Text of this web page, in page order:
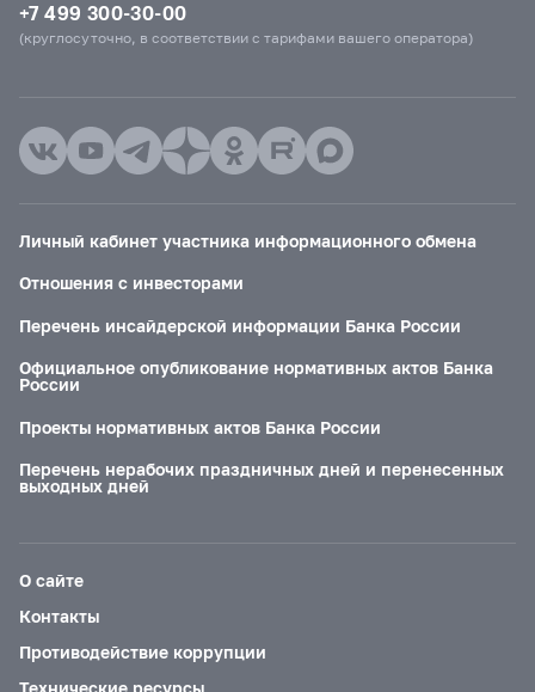
+7 499 300-30-00
(круглосуточно, в соответствии с тарифами вашего оператора)
Личный кабинет участника информационного обмена
Отношения с инвесторами
Перечень инсайдерской информации Банка России
Официальное опубликование нормативных актов Банка
России
Проекты нормативных актов Банка России
Перечень нерабочих праздничных дней и перенесенных
выходных дней
О сайте
Контакты
Противодействие коррупции
Технические ресурсы